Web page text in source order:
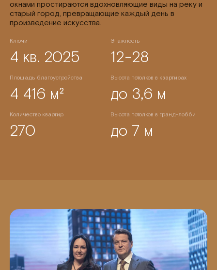
Ключи
4 кв. 2025
Этажность
12-28
Площадь благоустройства
4 416 м²
Высота потолков в квартирах
до 3,6 м
Количество квартир
270
Высота потолков в гранд-лобби
до 7 м
окнами простираются вдохновляющие виды на реку и
старый город, превращающие каждый день в
произведение искусства.